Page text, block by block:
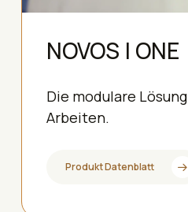
NOVOS | ONE
Die modulare
Arbeiten.
Produkt Datenblatt